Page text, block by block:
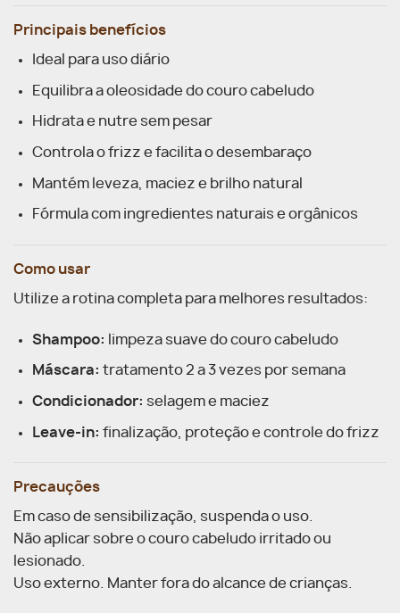
Principais benefícios
Ideal para uso diário
Equilibra a oleosidade do couro cabeludo
Hidrata e nutre sem pesar
Controla o frizz e facilita o desembaraço
Mantém leveza, maciez e brilho natural
Fórmula com ingredientes naturais e orgânicos
Como usar
Utilize a rotina completa para melhores resultados:
Shampoo: limpeza suave do couro cabeludo
Máscara: tratamento 2 a 3 vezes por semana
Condicionador: selagem e maciez
Leave-in: finalização, proteção e controle do frizz
Precauções
Em caso de sensibilização, suspenda o uso.
Não aplicar sobre o couro cabeludo irritado ou
lesionado.
Uso externo. Manter fora do alcance de crianças.